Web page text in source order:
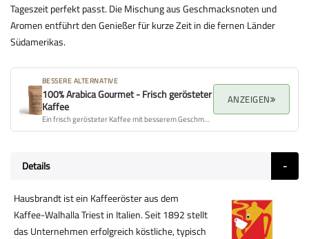
Tageszeit perfekt passt. Die Mischung aus Geschmacksnoten und
Aromen entführt den Genießer für kurze Zeit in die fernen Länder
Südamerikas.
BESSERE ALTERNATIVE
100% Arabica Gourmet - Frisch gerösteter
Kaffee
Ein frisch gerösteter Kaffee mit besserem Geschmacksprofil, Aroma und Gesamtqualität.
ANZEIGEN
Details
Hausbrandt ist ein Kaffeeröster aus dem
Kaffee-Walhalla Triest in Italien. Seit 1892 stellt
das Unternehmen erfolgreich köstliche, typisch